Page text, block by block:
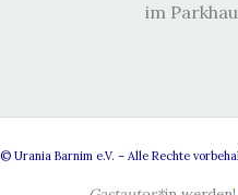
im
© Urania Barnim e.V. – Alle Rechte